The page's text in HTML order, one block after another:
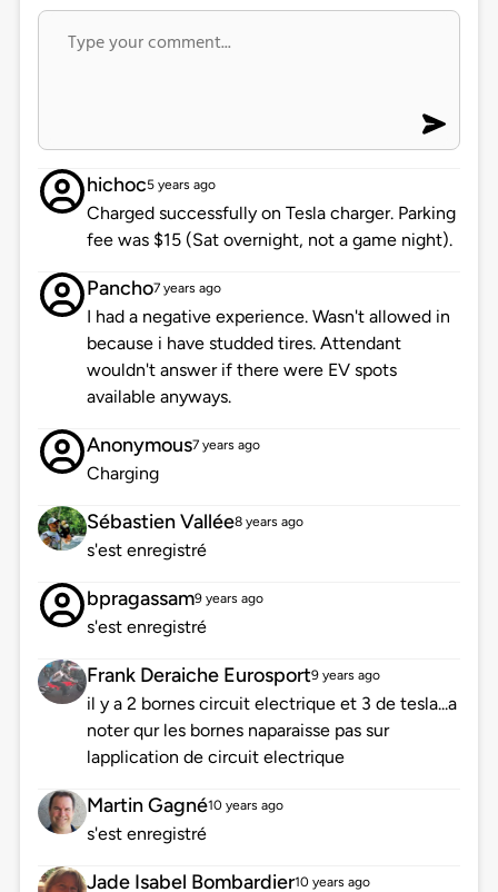
hichoc5 years ago
Charged successfully on Tesla charger. Parking
fee was $15 (Sat overnight, not a game night).
Pancho7 years ago
I had a negative experience. Wasn't allowed in
because i have studded tires. Attendant
wouldn't answer if there were EV spots
available anyways.
Anonymous7 years ago
Charging
Sébastien Vallée8 years ago
s'est enregistré
bpragassam9 years ago
s'est enregistré
Frank Deraiche Eurosport9 years ago
il y a 2 bornes circuit electrique et 3 de tesla...a
noter qur les bornes naparaisse pas sur
lapplication de circuit electrique
Martin Gagné10 years ago
s'est enregistré
Jade Isabel Bombardier10 years ago